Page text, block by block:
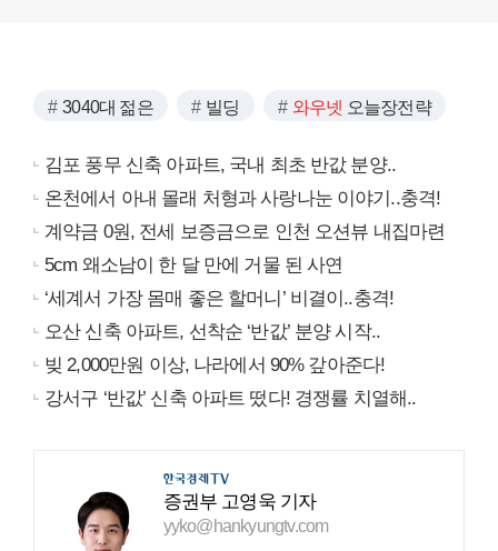
3040대 젊은 빌딩 와우넷 오늘장전략
김포 풍무 신축 아파트, 국내 최초 반값 분양..
온천에서 아내 몰래 처형과 사랑나눈 이야기..충격!
계약금 0원, 전세 보증금으로 인천 오션뷰 내집마련
5cm 왜소남이 한 달 만에 거물 된 사연
‘세계서 가장 몸매 좋은 할머니’ 비결이..충격!
오산 신축 아파트, 선착순 ‘반값’ 분양 시작..
빚 2,000만원 이상, 나라에서 90% 갚아준다!
강서구 ‘반값’ 신축 아파트 떴다! 경쟁률 치열해..
증권부 고영욱 기자
yyko@hankyungtv.com